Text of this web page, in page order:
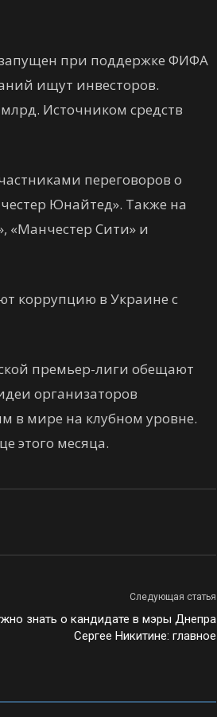
при поддержке ФИФА
ищут инвесторов.
Источником средств
переговоров о
Юнайтед». Также на
«Манчестер Сити» и
коррупцию в Украине с
премьер-лиги обещают
организаторов
в мире на клубном уровне.
этого месяца.
Следующая статья
знать о кандидате в мэры Днепра
Сергее Никитине: главное